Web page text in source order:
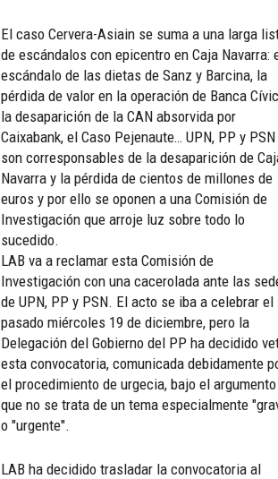
El caso Cervera-Asiain se suma a una larga
de escándalos con epicentro en Caja Navarra:
escándalo de las dietas de Sanz y Barcina, la
pérdida de valor en la operación de Banca
la desaparición de la CAN absorvida por
Caixabank, el Caso Pejenaute… UPN, PP y PSN
son corresponsables de la desaparición de
Navarra y la pérdida de cientos de millones de
euros y por ello se oponen a una Comisión de
Investigación que arroje luz sobre todo lo
sucedido.
LAB va a reclamar esta Comisión de
Investigación con una cacerolada ante las
de UPN, PP y PSN. El acto se iba a celebrar el
pasado miércoles 19 de diciembre, pero la
Delegación del Gobierno del PP ha decidido
esta convocatoria, comunicada debidamente
el procedimiento de urgecia, bajo el argumento
que no se trata de un tema especialmente
o "urgente".
LAB ha decidido trasladar la convocatoria al